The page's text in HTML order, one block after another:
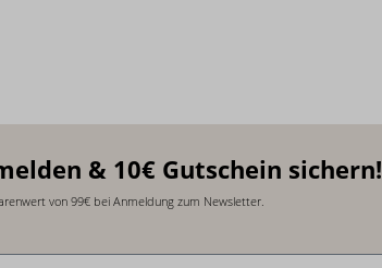
& 10€ Gutschein sichern!
von 99€ bei Anmeldung zum Newsletter.